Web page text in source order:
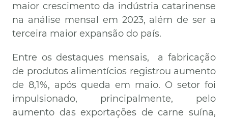
maior crescimento da indústria catarinense
na análise mensal em 2023, além de ser a
terceira maior expansão do país.
Entre os destaques mensais, a fabricação
de produtos alimentícios registrou aumento
de 8,1%, após queda em maio. O setor foi
impulsionado, principalmente, pelo
aumento das exportações de carne suína,